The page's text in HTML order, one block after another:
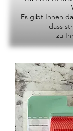
Es gibt Ihnen
dass
zu